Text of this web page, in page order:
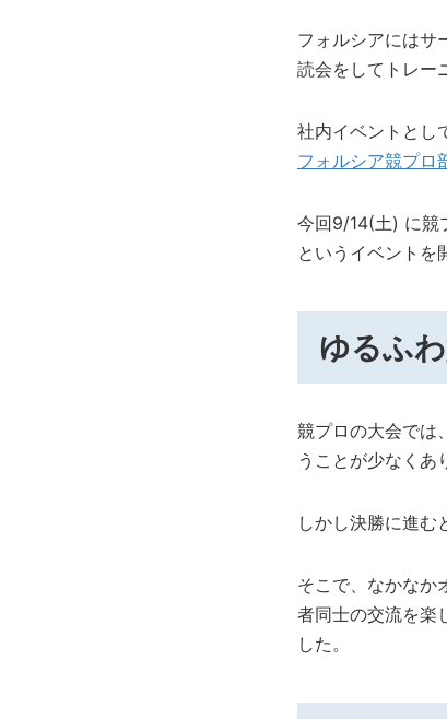
フォルシアにはサ
読会をしてトレー
社内イベントとし
フォルシア競プロ
今回9/14(土) に競
というイベントを
ゆるふ
競プロの大会では
うことが少なくあ
しかし決勝に進む
そこで、なかなか
者同士の交流を楽
した。